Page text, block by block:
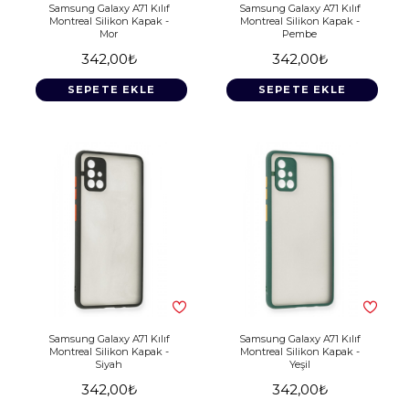
Samsung Galaxy A71 Kılıf
Montreal Silikon Kapak -
Mor
342,00₺
SEPETE EKLE
Samsung Galaxy A71 Kılıf
Montreal Silikon Kapak -
Pembe
342,00₺
SEPETE EKLE
Samsung Galaxy A71 Kılıf
Montreal Silikon Kapak -
Siyah
342,00₺
Samsung Galaxy A71 Kılıf
Montreal Silikon Kapak -
Yeşil
342,00₺